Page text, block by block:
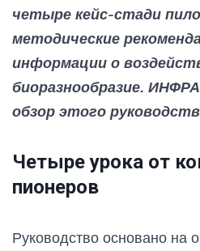
четыре кейс-стади
методические
информации о
биоразнообразие.
обзор этого
Четыре урока от
пионеров
Руководство основано на